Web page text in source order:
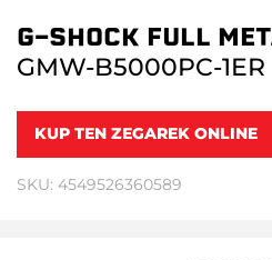
G-SHOCK FULL
GMW-B5000PC-1ER
KUP TEN ZEGAREK ONLINE
SKU: 4549526360589